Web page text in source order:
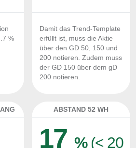
%
Damit das Trend-Template
erfüllt ist, muss die Aktie
über den GD 50, 150 und
200 notieren. Zudem muss
der GD 150 über dem gD
200 notieren.
ABSTAND 52 WH
17% (< 20